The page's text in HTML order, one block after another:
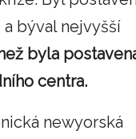
býval nejvyšší
byla
centra.
newyorská